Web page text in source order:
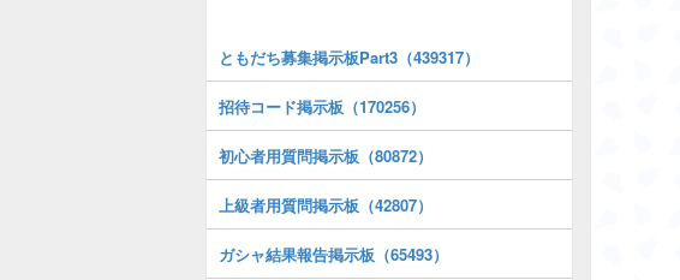
ともだち募集掲示板Part3（439317）
招待コード掲示板（170256）
初心者用質問掲示板（80872）
上級者用質問掲示板（42807）
ガシャ結果報告掲示板（65493）